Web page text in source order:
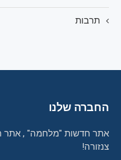
תרבות
החברה שלנו
אתר חדשות "מלחמה" , אתר
צנזורה!